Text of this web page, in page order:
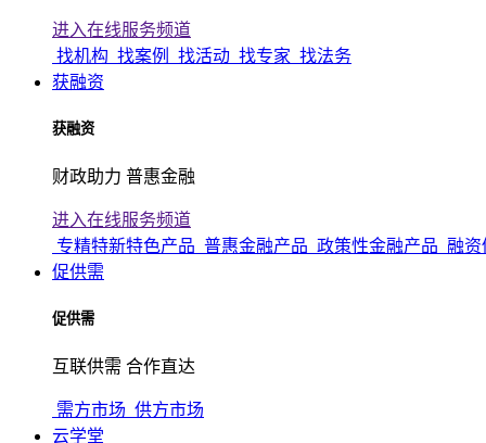
进入在线服务频道
找机构 找案例 找活动 找专家 找法务
获融资
获融资
财政助力 普惠金融
进入在线服务频道
专精特新特色产品 普惠金融产品 政策性金融产品 融资
促供需
促供需
互联供需 合作直达
需方市场 供方市场
云学堂